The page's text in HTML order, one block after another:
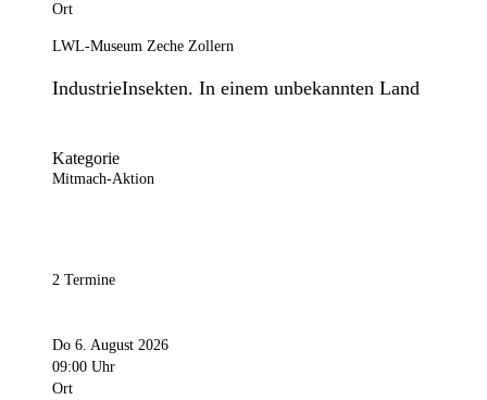
Ort
LWL-Museum Zeche Zollern
IndustrieInsekten. In einem unbekannten Land
Kategorie
Mitmach-Aktion
2 Termine
Do 6. August 2026
09:00 Uhr
Ort